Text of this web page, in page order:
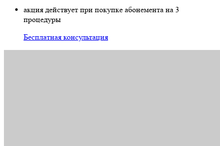
акция действует при покупке абонемента на 3
процедуры
Бесплатная консультация